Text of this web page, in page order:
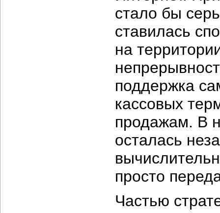
стало бы
ставилась
на
поддержка
кассовых
продажам. В
осталась
просто
Частью